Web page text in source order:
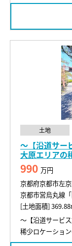
土地
～【沿道サー
大原エリアの
990 万円
京都府京都市左
京都市営烏丸線
[土地面積]
～【沿道サービ